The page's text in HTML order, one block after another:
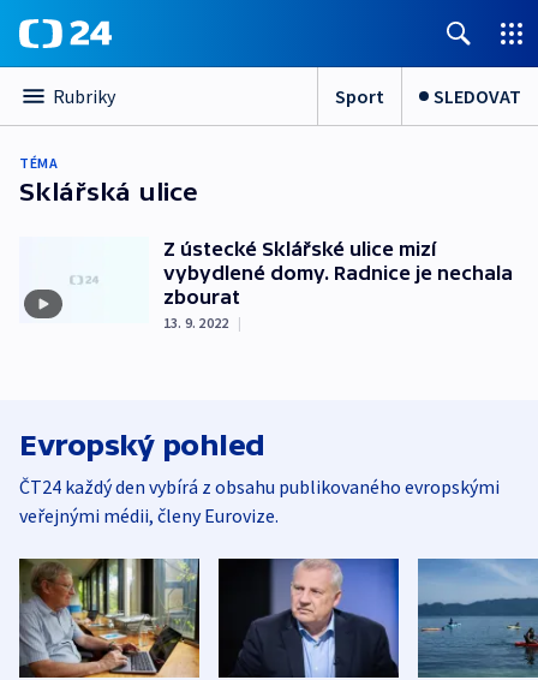
Rubriky Sport SLEDOVAT
TÉMA
Sklářská ulice
Z ústecké Sklářské ulice mizí
vybydlené domy. Radnice je nechala
zbourat
13. 9. 2022 |
Evropský pohled
ČT24 každý den vybírá z obsahu publikovaného evropskými
veřejnými médii, členy Eurovize.